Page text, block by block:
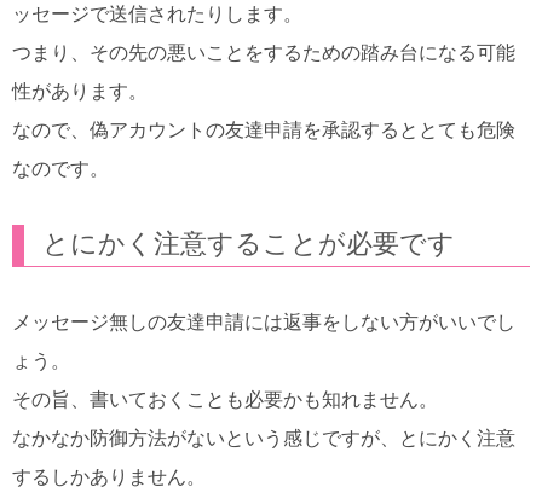
ッセージで送信されたりします。
つまり、その先の悪いことをするための踏み台になる可能
性があります。
なので、偽アカウントの友達申請を承認するととても危険
なのです。
とにかく注意することが必要です
メッセージ無しの友達申請には返事をしない方がいいでし
ょう。
その旨、書いておくことも必要かも知れません。
なかなか防御方法がないという感じですが、とにかく注意
するしかありません。